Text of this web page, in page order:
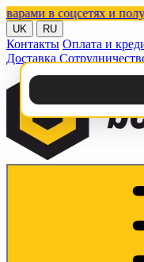
в соцсетях и
UK RU
Контакты Оплата и
Доставка